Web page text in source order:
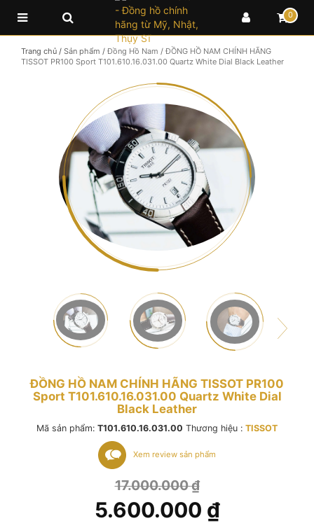
0
Trang chủ / Sản phẩm / Đồng Hồ Nam / ĐỒNG HỒ NAM CHÍNH HÃNG
TISSOT PR100 Sport T101.610.16.031.00 Quartz White Dial Black Leather
ĐỒNG HỒ NAM CHÍNH HÃNG TISSOT PR100
Sport T101.610.16.031.00 Quartz White Dial
Black Leather
Mã sản phẩm: T101.610.16.031.00 Thương hiệu : TISSOT
Xem review sản phẩm
17.000.000₫
5.600.000 ₫